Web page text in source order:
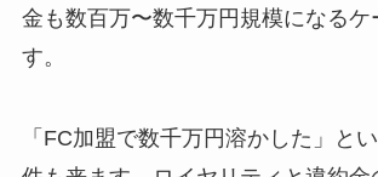
金も数百万〜数千万円規模になるケ
す。
「FC加盟で数千万円溶かした」と